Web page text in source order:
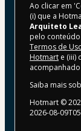
Ao clicar em
(i) que a
Arquiteto
pelo
Termos de
Hotmart e (iii)
Saiba mais
Hotmart ©
2026-08-